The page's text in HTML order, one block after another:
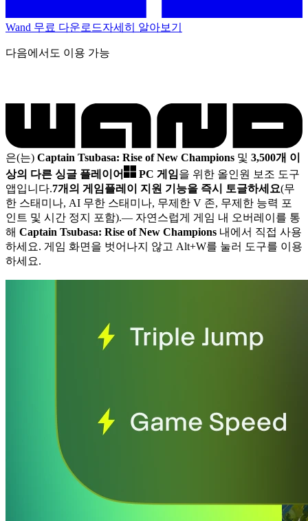
Wand 무료 다운로드자세히 알아보기
다음에서도 이용 가능
은(는) Captain Tsubasa: Rise of New Champions 및 3,500개 이
상의 다른 싱글 플레이어
PC 게임을 위한 올인원 보조 도구
앱입니다.7개의 게임플레이 지원 기능을 즉시 토글하세요(무
한 스태미나, AI 무한 스태미나, 무제한 V 존, 무제한 능력 포
인트 및 시간 정지 포함).— 자연스럽게 게임 내 오버레이를 통
해 Captain Tsubasa: Rise of New Champions 내에서 직접 사용
하세요. 게임 화면을 벗어나지 않고 Alt+W를 눌러 도구를 이용
하세요.